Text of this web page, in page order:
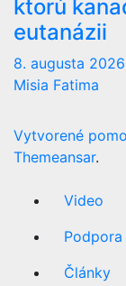
ktorú
eutanázii
8. augusta 2026
Misia Fatima
Vytvorené
Themeansar.
Video
Články